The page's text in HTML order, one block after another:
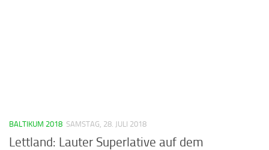
BALTIKUM 2018 SAMSTAG, 28. JULI 2018
Lettland: Lauter Superlative auf dem